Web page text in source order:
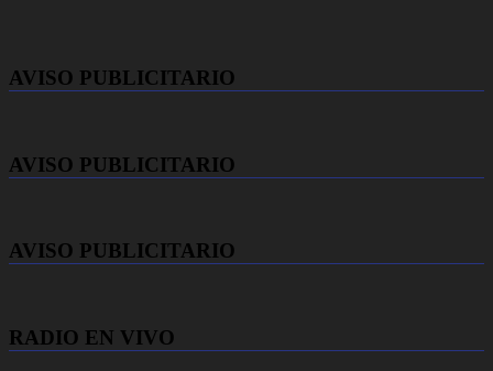
AVISO PUBLICITARIO
AVISO PUBLICITARIO
AVISO PUBLICITARIO
RADIO EN VIVO